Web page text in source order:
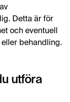
Detta är för
och eventuell
behandling.
utföra